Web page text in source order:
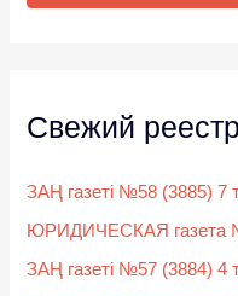
Свежий реестр
ЗАҢ газеті №58 (3885) 7
ЮРИДИЧЕСКАЯ газета
ЗАҢ газеті №57 (3884) 4